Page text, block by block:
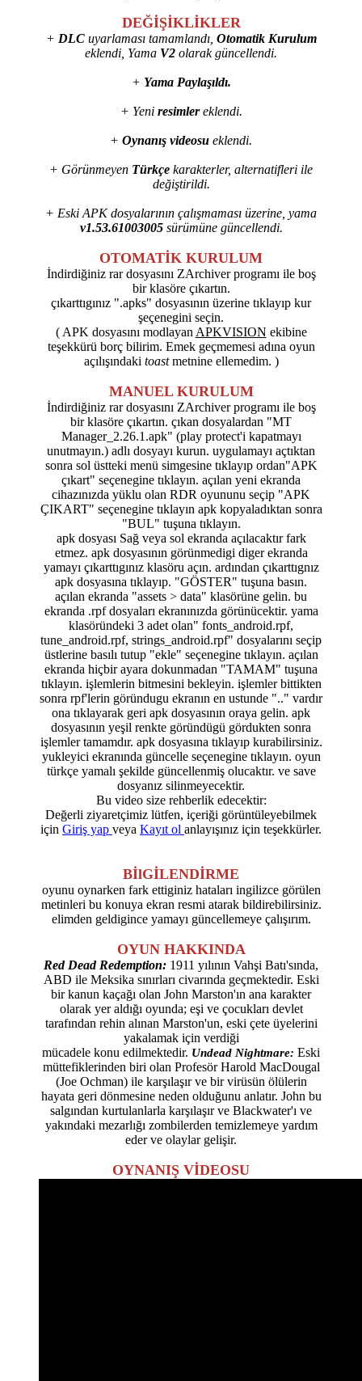
DEĞİŞİKLİKLER
+ DLCuyarlaması tamamlandı, Otomatik Kurulum
eklendi, Yama V2 olarak güncellendi.
+ Yama Paylaşıldı.
+ Yeni resimlereklendi.
+ Oynanış videosu eklendi.
+ Görünmeyen Türkçe karakterler, alternatifleri ile
değiştirildi.
+ Eski APK dosyalarının çalışmaması üzerine, yama
v1.53.61003005sürümüne güncellendi.
OTOMATİK KURULUM
İndirdiğiniz rar dosyasını ZArchiver programı ile boş
bir klasöre çıkartın.
çıkarttıgınız ".apks" dosyasının üzerine tıklayıp kur
şeçenegini seçin.
( APK dosyasını modlayan APKVISION ekibine
teşekkürü borç bilirim. Emek geçmemesi adına oyun
açılışındaki toastmetnine ellemedim. )
MANUEL KURULUM
İndirdiğiniz rar dosyasını ZArchiver programı ile boş
bir klasöre çıkartın. çıkan dosyalardan "MT
Manager_2.26.1.apk" (play protect'i kapatmayı
unutmayın.) adlı dosyayı kurun. uygulamayı açtıktan
sonra sol üstteki menü simgesine tıklayıp ordan"APK
çıkart" seçenegine tıklayın. açılan yeni ekranda
cihazınızda yüklu olan RDR oyununu seçip "APK
ÇIKART" seçenegine tıklayın apk kopyaladıktan sonra
"BUL" tuşuna tıklayın.
apk dosyası Sağ veya sol ekranda açılacaktır fark
etmez. apk dosyasının görünmedigi diger ekranda
yamayı çıkarttıgınız klasöru açın. ardından çıkarttıgnız
apk dosyasına tıklayıp. "GÖSTER" tuşuna basın.
açılan ekranda "assets > data" klasörüne gelin. bu
ekranda .rpf dosyaları ekranınızda görünücektir. yama
klasöründeki 3 adet olan" fonts_android.rpf,
tune_android.rpf, strings_android.rpf" dosyalarını seçip
üstlerine basılı tutup "ekle" seçenegine tıklayın. açılan
ekranda hiçbir ayara dokunmadan "TAMAM" tuşuna
tıklayın. işlemlerin bitmesini bekleyin. işlemler bittikten
sonra rpf'lerin göründugu ekranın en ustunde ".." vardır
ona tıklayarak geri apk dosyasının oraya gelin. apk
dosyasının yeşil renkte göründügü gördukten sonra
işlemler tamamdır. apk dosyasına tıklayıp kurabilirsiniz.
yukleyici ekranında güncelle seçenegine tıklayın. oyun
türkçe yamalı şekilde güncellenmiş olucaktır. ve save
dosyanız silinmeyecektir.
Bu video size rehberlik edecektir:
Değerli ziyaretçimiz lütfen, içeriği görüntüleyebilmek
için Giriş yap veya Kayıt ol anlayışınız için teşekkürler.
BİlGİLENDİRME
oyunu oynarken fark ettiginiz hataları ingilizce görülen
metinleri bu konuya ekran resmi atarak bildirebilirsiniz.
elimden geldigince yamayı güncellemeye çalışırım.
OYUN HAKKINDA
Red Dead Redemption: 1911 yılının Vahşi Batı'sında,
ABD ile Meksika sınırları civarında geçmektedir. Eski
bir kanun kaçağı olan John Marston'ın ana karakter
olarak yer aldığı oyunda; eşi ve çocukları devlet
tarafından rehin alınan Marston'un, eski çete üyelerini
yakalamak için verdiği
mücadele konu edilmektedir. Undead Nightmare: Eski
müttefiklerinden biri olan Profesör Harold MacDougal
(Joe Ochman) ile karşılaşır ve bir virüsün ölülerin
hayata geri dönmesine neden olduğunu anlatır. John bu
salgından kurtulanlarla karşılaşır ve Blackwater'ı ve
yakındaki mezarlığı zombilerden temizlemeye yardım
eder ve olaylar gelişir.
OYNANIŞ VİDEOSU